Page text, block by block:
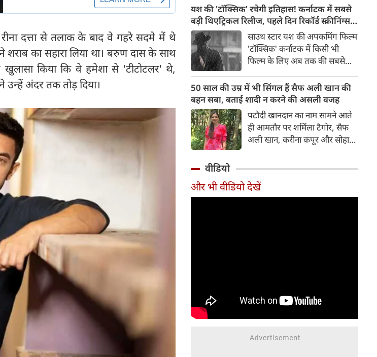
दत्ता से तलाक के बाद वे गहरे सदमे में थे
का सहारा लिया था। बरुण दास के साथ
किया कि वे हमेशा से 'टीटोटलर' थे,
अंदर तक तोड़ दिया।
समृद्ध बुनाई परंपरा और कारीगरों को
सम्मान देते हुए अपने सोशल मीडिया
पर एक संदेश साझा किया है।
यश की 'टॉक्सिक' रचेगी इतिहास! कर्नाटक में सबसे
बड़ी थिएट्रिकल रिलीज, पहले दिन रिकॉर्ड स्क्रीनिंग्स
का दावा
साउथ स्टार यश की अपकमिंग फिल्म
'टॉक्सिक' कर्नाटक में किसी भी
फिल्म के लिए अब तक की सबसे
है, जहां टीम का लक्ष्य राज्य के बॉक्स
ऑफिस इतिहास की सबसे बड़ी
ओपनिंग हासिल करना है। यह फिल्म
पूरे राज्य में रिकॉर्ड तोड़ स्क्रीन और
शोज़ की संख्या के साथ रिलीज़ होगी।
50 साल की उम्र में भी सिंगल हैं सैफ अली खान की
बहन सबा, बताई शादी न करने की असली वजह
पटौदी खानदान का नाम सामने आते
ही आमतौर पर शर्मिला टैगोर, सैफ
अली खान, करीना कपूर और सोहा
अक्सर लाइमलाइट और चकाचौंध से
दूर रहना पसंद करती हैं।
वीडियो
और भी वीडियो देखें